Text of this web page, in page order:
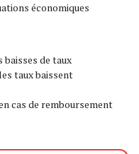
économiques
de taux
taux baissent
cas de remboursement